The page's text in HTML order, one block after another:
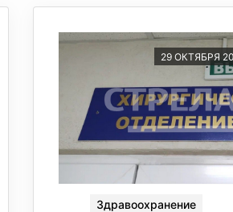
29 ОКТЯБРЯ
Здравоохранение